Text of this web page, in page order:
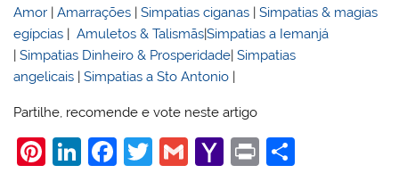
Amor |Amarrações |Simpatias ciganas |Simpatias & magias
egípcias |Amuletos & Talismãs|Simpatias a Iemanjá
|Simpatias Dinheiro & Prosperidade|Simpatias
angelicais |Simpatias a Sto Antonio |
Partilhe, recomende e vote neste artigo
Pi Li F
T
G
Y
Pr